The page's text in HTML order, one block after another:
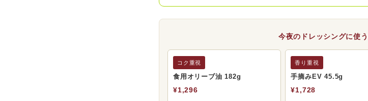
①和風醤油ドレッシング
②レモンイタリアンドレッシング
③にんじんドレッシング
④バルサミコ酢ドレッシング
⑤玉ねぎドレッシング
今夜のドレッシングに使
コク重視
食用オリーブ油 182g
¥1,296
香り重視
手摘みEV 45.5g
¥1,728